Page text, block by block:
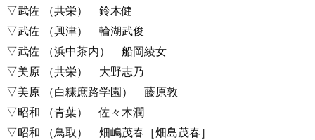
▽武佐 （共栄） 鈴木健
▽武佐 （興津） 輪湖武俊
▽武佐 （浜中茶内） 船岡綾女
▽美原 （共栄） 大野志乃
▽美原 （白糠庶路学園） 藤原敦
▽昭和 （青葉） 佐々木潤
▽昭和 （鳥取） 畑嶋茂春［畑島茂春］